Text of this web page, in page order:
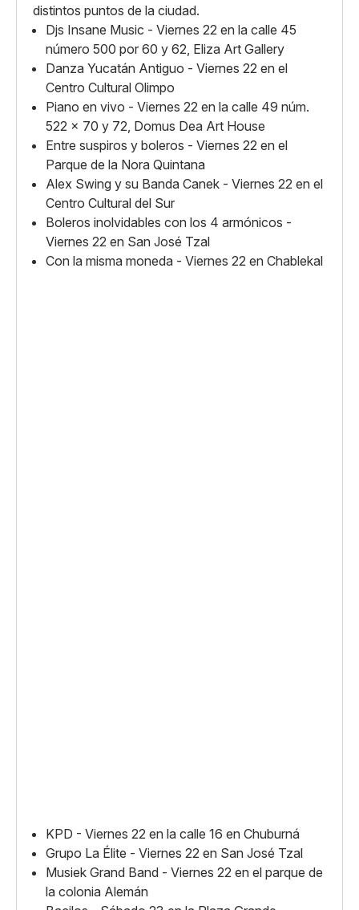
distintos puntos de la ciudad.
Djs Insane Music - Viernes 22 en la calle 45
número 500 por 60 y 62, Eliza Art Gallery
Danza Yucatán Antiguo - Viernes 22 en el
Centro Cultural Olimpo
Piano en vivo - Viernes 22 en la calle 49 núm.
522 x 70 y 72, Domus Dea Art House
Entre suspiros y boleros - Viernes 22 en el
Parque de la Nora Quintana
Alex Swing y su Banda Canek - Viernes 22 en el
Centro Cultural del Sur
Boleros inolvidables con los 4 armónicos -
Viernes 22 en San José Tzal
Con la misma moneda - Viernes 22 en Chablekal
KPD - Viernes 22 en la calle 16 en Chuburná
Grupo La Élite - Viernes 22 en San José Tzal
Musiek Grand Band - Viernes 22 en el parque de
la colonia Alemán